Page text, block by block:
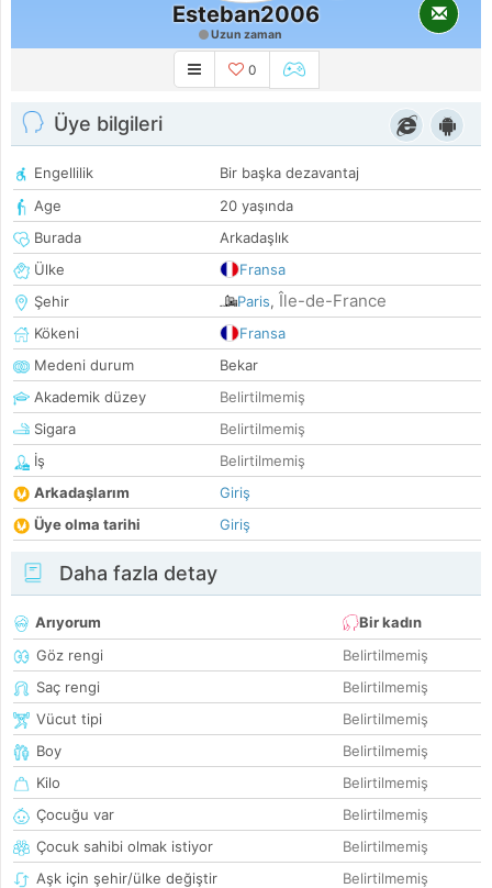
Esteban2006
Uzun zaman
0
Üye bilgileri
Engellilik
Bir başka dezavantaj
Age
20 yaşında
Burada
Arkadaşlık
Ülke
Fransa
Şehir
Paris, Île-de-France
Kökeni
Fransa
Medeni durum
Bekar
Akademik düzey
Belirtilmemiş
Sigara
Belirtilmemiş
İş
Belirtilmemiş
Arkadaşlarım
Giriş
Üye olma tarihi
Giriş
Daha fazla detay
Arıyorum
Bir kadın
Göz rengi
Belirtilmemiş
Saç rengi
Belirtilmemiş
Vücut tipi
Belirtilmemiş
Boy
Belirtilmemiş
Kilo
Belirtilmemiş
Çocuğu var
Belirtilmemiş
Çocuk sahibi olmak istiyor
Belirtilmemiş
Aşk için şehir/ülke değiştir
Belirtilmemiş